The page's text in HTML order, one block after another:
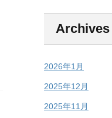
Archives
2026年1月
2025年12月
2025年11月